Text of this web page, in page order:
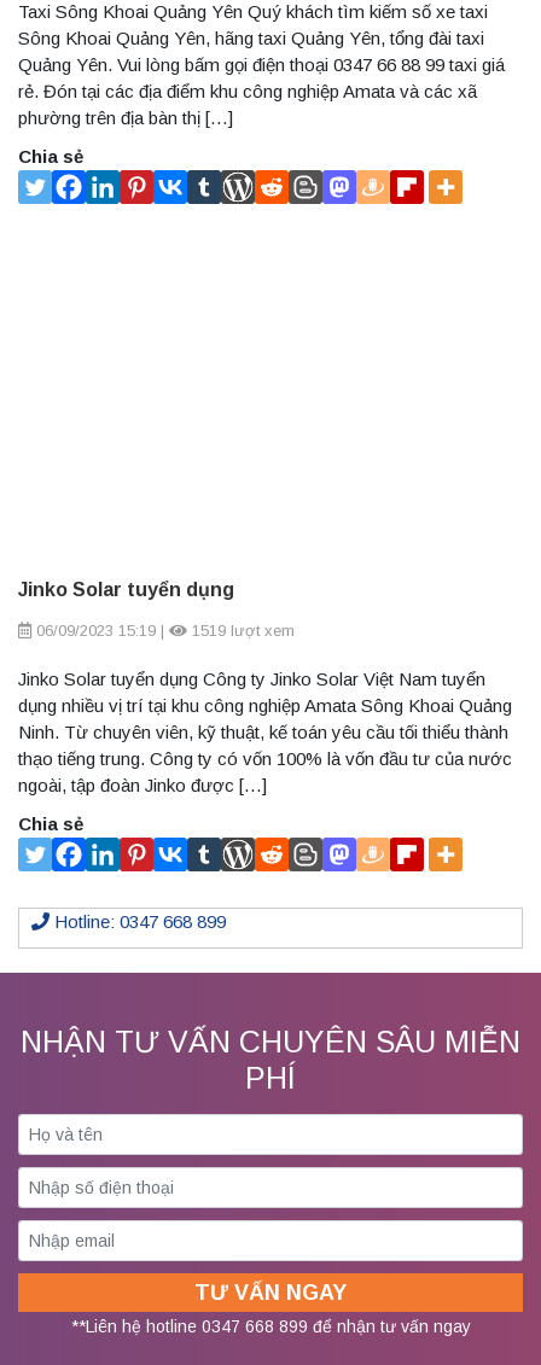
Taxi Sông Khoai Quảng Yên Quý khách tìm kiếm số xe taxi
Sông Khoai Quảng Yên, hãng taxi Quảng Yên, tổng đài taxi
Quảng Yên. Vui lòng bấm gọi điện thoại 0347 66 88 99 taxi giá
rẻ. Đón tại các địa điểm khu công nghiệp Amata và các xã
phường trên địa bàn thị […]
Chia sẻ
Jinko Solar tuyển dụng
06/09/2023 15:19 | 1519 lượt xem
Jinko Solar tuyển dụng Công ty Jinko Solar Việt Nam tuyển
dụng nhiều vị trí tại khu công nghiệp Amata Sông Khoai Quảng
Ninh. Từ chuyên viên, kỹ thuật, kế toán yêu cầu tối thiểu thành
thạo tiếng trung. Công ty có vốn 100% là vốn đầu tư của nước
ngoài, tập đoàn Jinko được […]
Chia sẻ
Hotline: 0347 668 899
NHẬN TƯ VẤN CHUYÊN SÂU MIỄN
PHÍ
**Liên hệ hotline 0347 668 899 để nhận tư vấn ngay